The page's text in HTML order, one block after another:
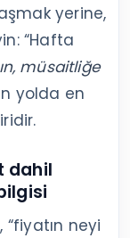
yerine,
“Hafta
müsaitliğe
yolda en
dahil
“fiyatın neyi